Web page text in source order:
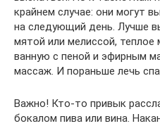
крайнем случае: они могут
на следующий день. Лучше
мятой или мелиссой,
ванную с пеной и эфирным
массаж. И пораньше лечь
Важно! Кто-то привык
бокалом пива или вина.